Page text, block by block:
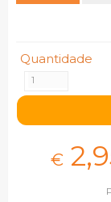
Quantidade
€ 2,